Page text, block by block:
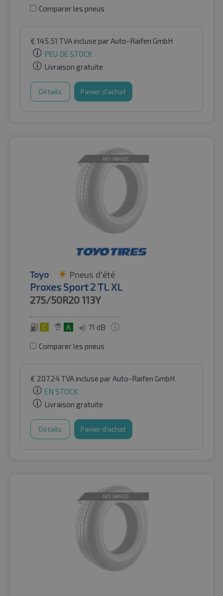
Comparer les pneus
€ 145.51 TVA incluse par Auto-Raifen GmbH
PEU DE STOCK
Livraison gratuite
Détails Panier d'achat
Toyo Pneus d'été
Proxes Sport 2 TL XL
275/50R20113Y
C A 71 dB
Comparer les pneus
€ 207.24TVA incluse par Auto-Raifen GmbH
EN STOCK
Livraison gratuite
Détails Panier d'achat